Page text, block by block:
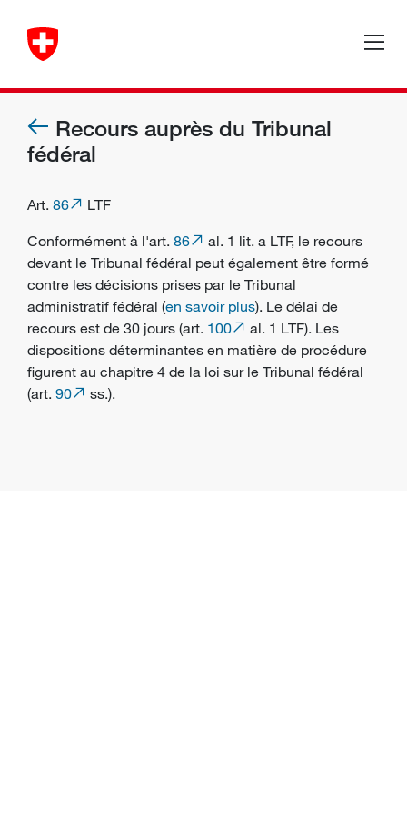
Recours auprès du Tribunal
fédéral
Art. 86
LTF
Conformément à l'art. 86
al. 1 lit. a LTF, le recours
devant le Tribunal fédéral peut également être formé
contre les décisions prises par le Tribunal
administratif fédéral (en savoir plus). Le délai de
recours est de 30 jours (art. 100
al. 1 LTF). Les
dispositions déterminantes en matière de procédure
figurent au chapitre 4 de la loi sur le Tribunal fédéral
(art. 90 ss.).